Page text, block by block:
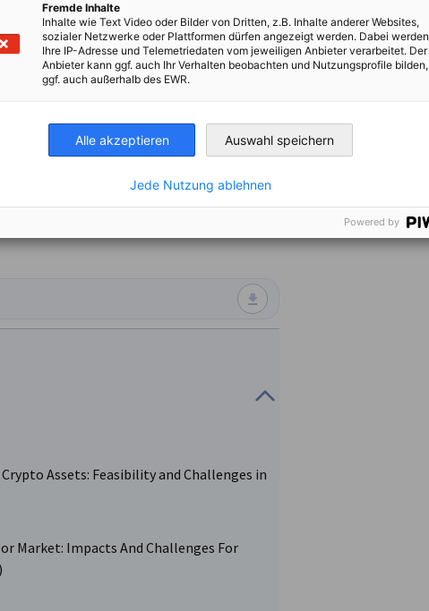
Multinationals in Brazil
in Brazil
Agribusiness
Transition Period?
Assets: Feasibility and Challenges in
Market: Impacts And Challenges For
Fremde Inhalte
Inhalte wie Text Video oder Bilder von Dritten, z.B. Inhalte anderer Websites,
sozialer Netzwerke oder Plattformen dürfen angezeigt werden. Dabei werden
Ihre IP-Adresse und Telemetriedaten vom jeweiligen Anbieter verarbeitet. Der
Anbieter kann ggf. auch Ihr Verhalten beobachten und Nutzungsprofile bilden,
ggf. auch außerhalb des EWR.
Alle akzeptieren Auswahl speichern
Jede Nutzung ablehnen
Powered by